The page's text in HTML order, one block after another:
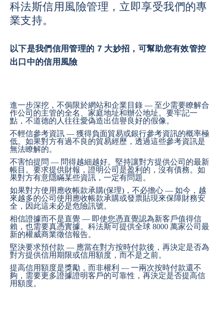
科法斯信用風險管理，立即享受我們的專
業支持。
以下是我們信用管理的 7 大妙招，可幫助您有效管控
出口中的信用風險
進一步深挖，不侷限於網站和企業目錄 — 至少需要瞭解合
作公司的主管的全名、家庭地址和辦公地址。要牢記一
點，不道德的人往往愛偽造出信譽良好的假像。
不輕信參考資訊 — 獲得負面貿易或銀行參考資訊的概率極
低。如果對方有過不良的貿易經歷，透過這些參考資訊是
無法瞭解的。
不害怕提問 — 問得越細越好。堅持讓對方提供公司的最新
帳目。要求提供財報，證明公司是盈利的，沒有債務。如
果對方有意隱瞞某些資訊，一定有問題。
如果對方使用應收帳款承購(保理)，不必擔心 — 如今，越
來越多的公司使用應收帳款承購或發票貼現來保障財務安
全，因此這未必是危險訊號。
相信證據而不是直覺 — 即使您憑直覺認為新客戶值得信
賴，也需要真憑實據。科法斯可提供全球 8000 萬家公司最
新的權威商業徵信報告。
堅決要求預付款 — 應當在對方按時付款後，再決定是否為
對方提供信用期限或信用額度，而不是之前。
提高信用額度是獎勵，而非權利 — 一兩次按時付款還不
夠，需要更多證據證明客戶的可靠性，再決定是否提高信
用額度。